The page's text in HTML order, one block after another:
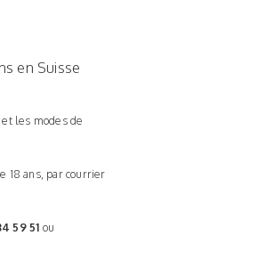
en Suisse
les modes de
18 ans, par courrier
59 51 ou